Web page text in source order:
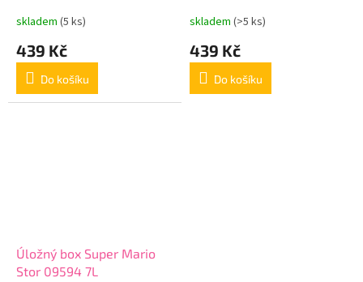
skladem (5 ks)
439 Kč
Do košíku
skladem (>5 ks)
439 Kč
Do košíku
Úložný box Super Mario
Stor 09594 7L